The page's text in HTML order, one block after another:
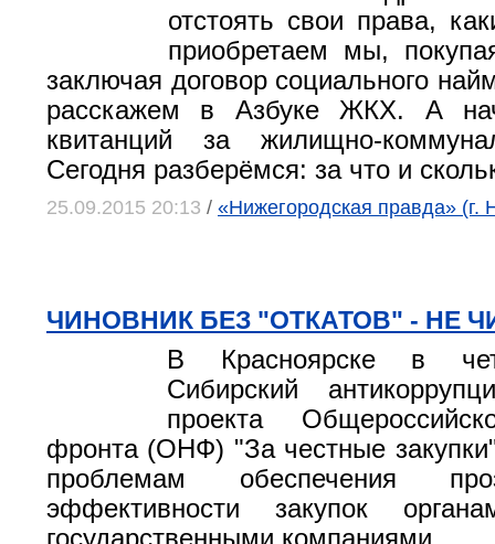
отстоять свои права,
приобретаем мы,
заключая договор социального
расскажем в Азбуке ЖКХ. А
квитанций за жилищно-
Сегодня разберёмся: за что и
25.09.2015 20:13 / «Нижегородская правда» (г.
ЧИНОВНИК БЕЗ "ОТКАТОВ" - НЕ
В Красноярске в
Сибирский
проекта
фронта (ОНФ) "За честные
проблемам обеспечения
эффективности закупок